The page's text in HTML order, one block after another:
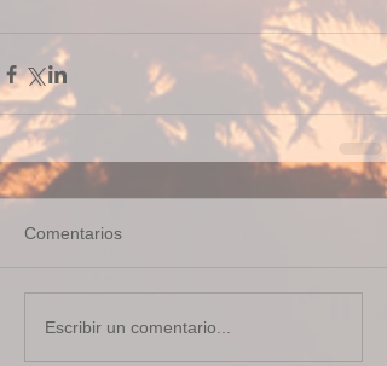
Comentarios
Escribir un comentario...